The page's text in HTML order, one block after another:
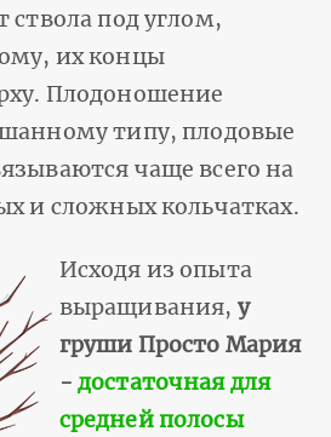
ствола под углом,
их концы
Плодоношение
типу, плодовые
чаще всего на
и сложных кольчатках.
Исходя из опыта
выращивания, у
груши Просто Мария
- достаточная для
средней полосы